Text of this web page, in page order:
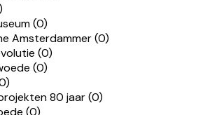
(0)
Amsterdammer(0)
(0)
(0)
80 jaar(0)
(0)